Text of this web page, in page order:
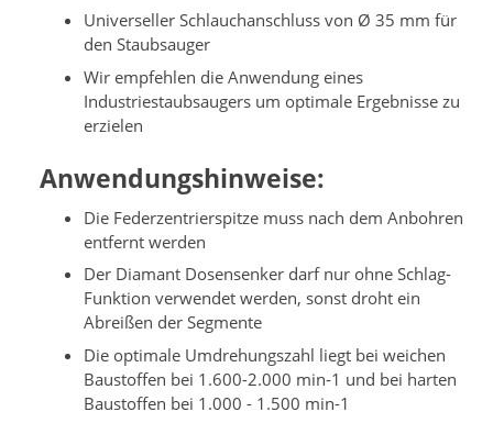
Universeller Schlauchanschluss von Ø 35 mm für
den Staubsauger
Wir empfehlen die Anwendung eines
Industriestaubsaugers um optimale Ergebnisse zu
erzielen
Anwendungshinweise:
Die Federzentrierspitze muss nach dem Anbohren
entfernt werden
Der Diamant Dosensenker darf nur ohne Schlag-
Funktion verwendet werden, sonst droht ein
Abreißen der Segmente
Die optimale Umdrehungszahl liegt bei weichen
Baustoffen bei 1.600-2.000 min-1 und bei harten
Baustoffen bei 1.000 - 1.500 min-1